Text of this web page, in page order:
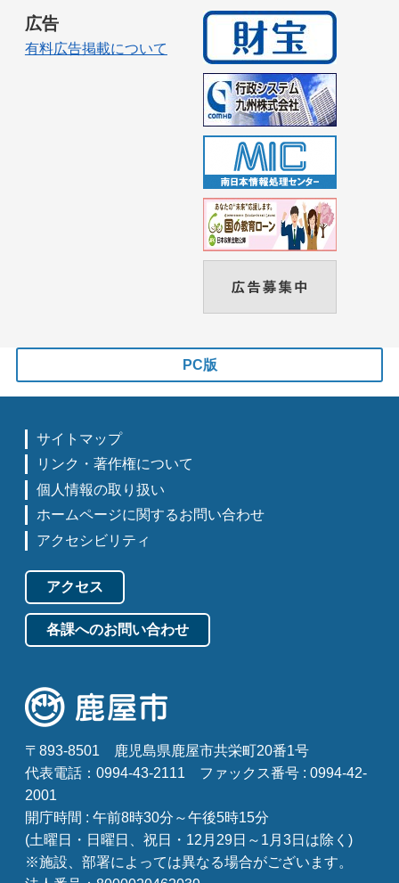
広告
有料広告掲載について
PC版
サイトマップ
リンク・著作権について
個人情報の取り扱い
ホームページに関するお問い合わせ
アクセシビリティ
アクセス
各課へのお問い合わせ
〒893-8501
鹿児島県鹿屋市共栄町20番1号
代表電話：0994-43-2111
ファックス番号 : 0994-42-
2001
開庁時間 : 午前8時30分～午後5時15分
(土曜日・日曜日、祝日・12月29日～1月3日は除く)
※施設、部署によっては異なる場合がございます。